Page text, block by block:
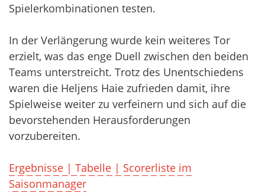
Spielerkombinationen testen.
In der Verlängerung wurde kein weiteres Tor
erzielt, was das enge Duell zwischen den beiden
Teams unterstreicht. Trotz des Unentschiedens
waren die Heljens Haie zufrieden damit, ihre
Spielweise weiter zu verfeinern und sich auf die
bevorstehenden Herausforderungen
vorzubereiten.
Ergebnisse | Tabelle | Scorerliste im
Saisonmanager